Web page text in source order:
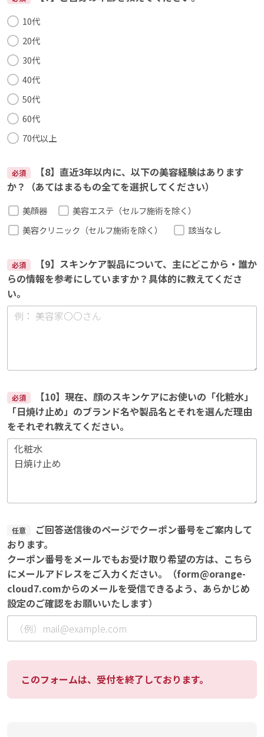
10代
20代
30代
40代
50代
60代
70代以上
必須
【8】直近3年以内に、以下の美容経験はあります
か？（あてはまるもの全てを選択してください）
美顔器
美容エステ（セルフ施術を除く）
美容クリニック（セルフ施術を除く）
該当なし
必須
【9】スキンケア製品について、主にどこから・誰か
らの情報を参考にしていますか？具体的に教えてくださ
い。
必須
【10】現在、顔のスキンケアにお使いの「化粧水」
「日焼け止め」のブランド名や製品名とそれを選んだ理由
をそれぞれ教えてください。
任意
ご回答送信後のページでクーポン番号をご案内して
おります。
クーポン番号をメールでもお受け取り希望の方は、こちら
にメールアドレスをご入力ください。（form@orange-
cloud7.comからのメールを受信できるよう、あらかじめ
設定のご確認をお願いいたします）
このフォームは、受付を終了しております。